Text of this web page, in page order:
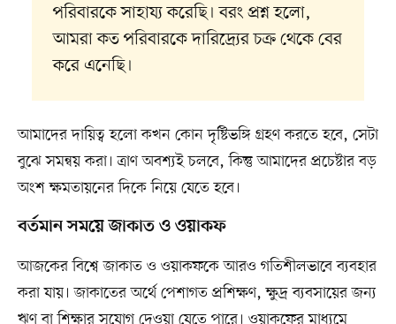
পরিবারকে সাহায্য করেছি। বরং প্রশ্ন হলো,
আমরা কত পরিবারকে দারিদ্র্যের চক্র থেকে বের
করে এনেছি।
আমাদের দায়িত্ব হলো কখন কোন দৃষ্টিভঙ্গি গ্রহণ করতে হবে, সেটা
বুঝে সমন্বয় করা। ত্রাণ অবশ্যই চলবে, কিন্তু আমাদের প্রচেষ্টার বড়
অংশ ক্ষমতায়নের দিকে নিয়ে যেতে হবে।
বর্তমান সময়ে জাকাত ও ওয়াকফ
আজকের বিশ্বে জাকাত ও ওয়াকফকে আরও গতিশীলভাবে ব্যবহার
করা যায়। জাকাতের অর্থে পেশাগত প্রশিক্ষণ, ক্ষুদ্র ব্যবসায়ের জন্য